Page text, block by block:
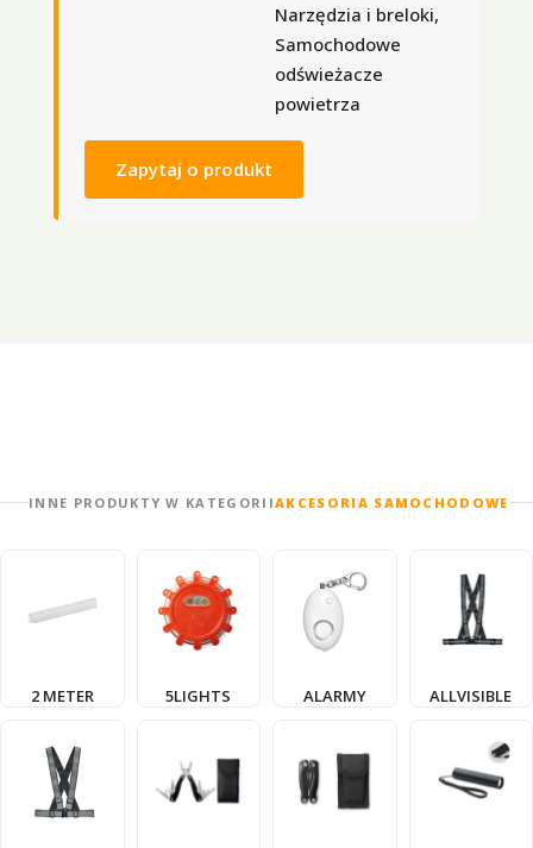
Narzędzia i breloki,
Samochodowe
odświeżacze
powietrza
Zapytaj o produkt
INNE PRODUKTY W KATEGORIIAKCESORIA SAMOCHODOWE
2 METER 5LIGHTS ALARMY ALLVISIBLE